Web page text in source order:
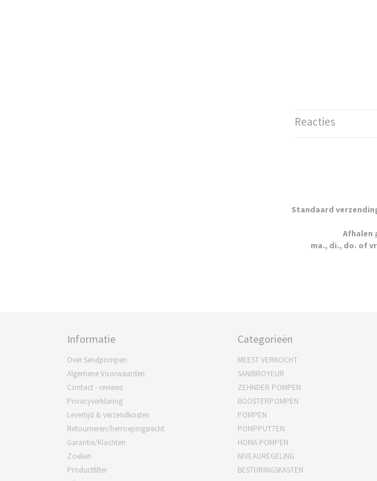
Reacties
Standaard
Afhalen
ma., di., do. of
Informatie
Over Sendpompen
Algemene Voorwaarden
Contact - reviews
Privacyverklaring
Levertijd & verzendkosten
Retourneren/herroepingsrecht
Garantie/Klachten
Zoeken
Productfilter
Categorieën
MEEST VERKOCHT
SANIBROYEUR
ZEHNDER POMPEN
BOOSTERPOMPEN
POMPEN
POMPPUTTEN
HOMA POMPEN
NIVEAUREGELING
BESTURINGSKASTEN